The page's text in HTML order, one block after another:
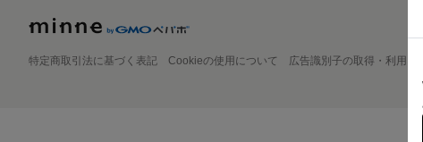
特定商取引法に基づく表記 Cookieの使用について 広告識別子の取得・利用